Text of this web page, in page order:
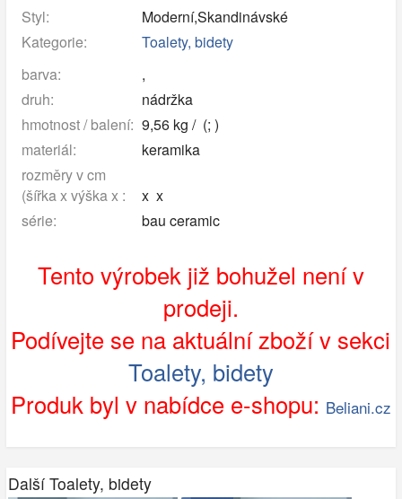
Styl:
Moderní,Skandinávské
Kategorie:
Toalety, bidety
barva:
,
druh:
nádržka
hmotnost / balení: 9,56 kg / (; )
materiál:
keramika
rozměry v cm
(šířka x výška x :
x x
série:
bau ceramic
Tento výrobek již bohužel není v
prodeji.
Podívejte se na aktuální zboží v sekci
Toalety, bidety
Produk byl v nabídce e-shopu: Beliani.cz
Další Toalety, bidety